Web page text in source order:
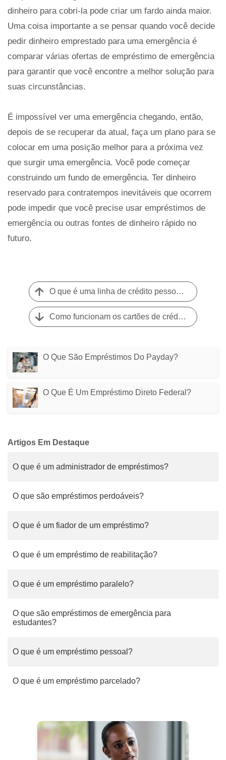
dinheiro para cobri-la pode criar um fardo ainda maior.
Uma coisa importante a se pensar quando você decide
pedir dinheiro emprestado para uma emergência é
comparar várias ofertas de empréstimo de emergência
para garantir que você encontre a melhor solução para
suas circunstâncias.
É impossível ver uma emergência chegando, então,
depois de se recuperar da atual, faça um plano para se
colocar em uma posição melhor para a próxima vez
que surgir uma emergência. Você pode começar
construindo um fundo de emergência. Ter dinheiro
reservado para contratempos inevitáveis ​​que ocorrem
pode impedir que você precise usar empréstimos de
emergência ou outras fontes de dinheiro rápido no
futuro.
O que é uma linha de crédito pessoal? Prós e contras
Como funcionam os cartões de crédito de viagem e você deve solicitar um?
O Que São Empréstimos Do Payday?
O Que É Um Empréstimo Direto Federal?
Artigos Em Destaque
O que é um administrador de empréstimos?
O que são empréstimos perdoáveis?
O que é um fiador de um empréstimo?
O que é um empréstimo de reabilitação?
O que é um empréstimo paralelo?
O que são empréstimos de emergência para
estudantes?
O que é um empréstimo pessoal?
O que é um empréstimo parcelado?